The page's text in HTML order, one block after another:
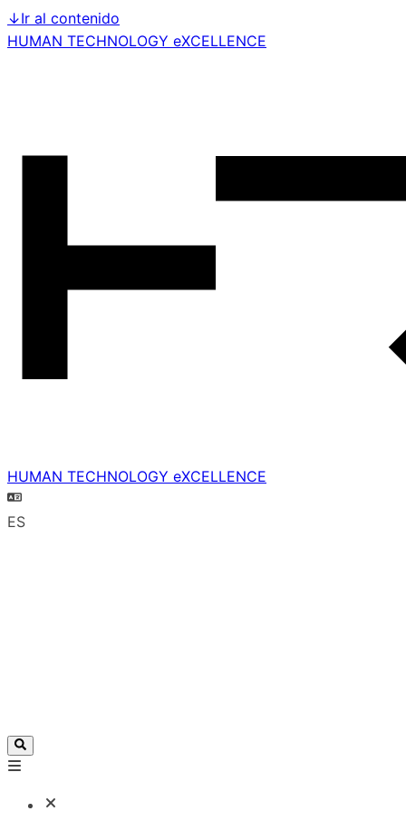
↓Ir al contenido
HUMAN TECHNOLOGY eXCELLENCE
HUMAN TECHNOLOGY eXCELLENCE
ES